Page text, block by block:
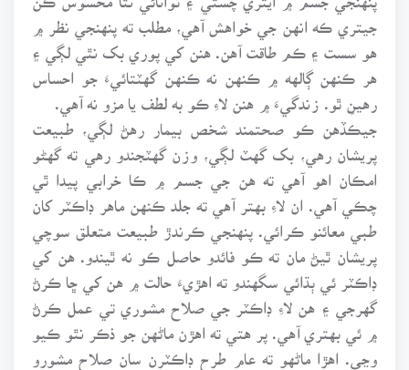
جيتري ڪه انهن جي خواهش آهي، مطلب ته پنهنجي نظر ۾
هو سست ۽ ڪم طاقت آهن. هنن کي پوري بک نٿي لڳي ۽
هر ڪنهن ڳالهه ۾ ڪنهن نه ڪنهن گهٽتائيءَ جو احساس
رهينِ ٿو. زندگيءَ ۾ هنن لاءِ ڪو به لطف يا مزو نه آهي.
جيڪڏهن ڪو صحتمند شخص بيمار رهڻ لڳي، طبيعت
پريشان رهي، بک گهٽ لڳي، وزن گهٽجندو رهي ته گهڻو
امڪان اهو آهي ته هن جي جسم ۾ ڪا خرابي پيدا ٿي
چڪي آهي. ان لاءِ بهتر آهي ته جلد ڪنهن ماهر ڊاڪٽر کان
طبي معائنو ڪرائي. پنهنجي ڪرندڙ طبيعت متعلق سوچي
پريشان ٿيڻ مان ته ڪو فائدو حاصل ڪو نه ٿيندو. هن کي
ڊاڪٽر ئي ٻڌائي سگهندو ته اهڙيءَ حالت ۾ هن کي ڇا ڪرڻ
گهرجي ۽ هن لاءِ ڊاڪٽر جي صلاح مشوري تي عمل ڪرڻ
۾ ئي بهتري آهي. پر هتي ته اهڙن ماڻهن جو ذڪر نٿو ڪيو
وڃي. اهڙا ماڻهو ته عام طرح ڊاڪٽرن سان صلاح مشورو